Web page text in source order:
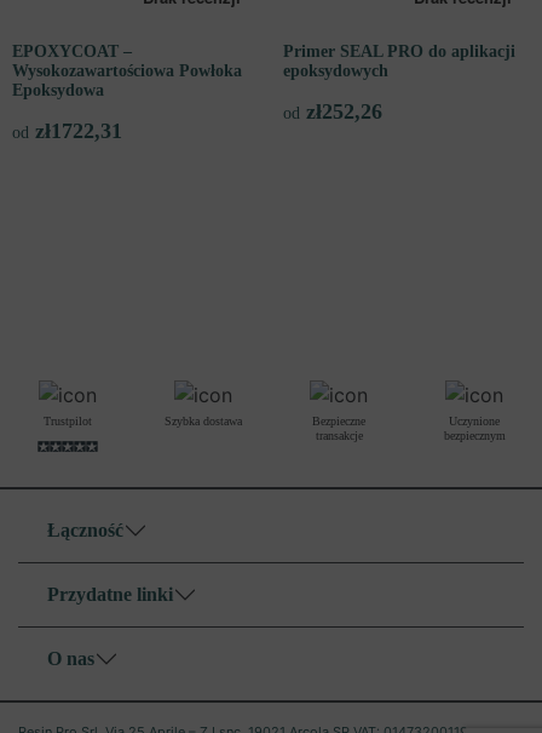
EPOXYCOAT –
Wysokozawartościowa Powłoka
Epoksydowa
od zł1722,31
Primer SEAL PRO do aplikacji
epoksydowych
od zł252,26
Trustpilot Szybka dostawa
Bezpieczne
transakcje
Uczynione
bezpiecznym
Łączność
Przydatne linki
O nas